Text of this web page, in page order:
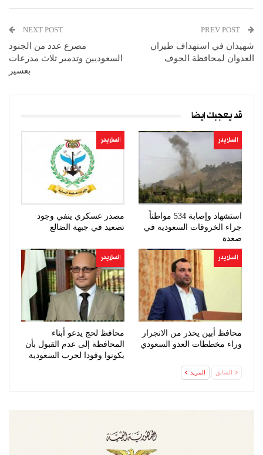
شهيدان في استهداف طيران
العدوان لمحافظة الجوف
NEXT POST
مصرع عدد من الجنود
السعوديين وتدمير ثلاث مدرعات
بعسير
قد يعجبك ايضا
السلايدر
استشهاد وإصابة 534 مواطناً
جراء الخروقات السعودية في
صعدة
السلايدر
مصدر عسكري ينفي وجود
تصعيد في جبهة الضالع
السلايدر
محافظ أبين يحذر من الانجرار
وراء مخططات العدو السعودي
السلايدر
محافظ لحج يدعو أبناء
المحافظة إلى عدم القبول بأن
يكونوا وقودا لحرب السعودية
السابق المزيد